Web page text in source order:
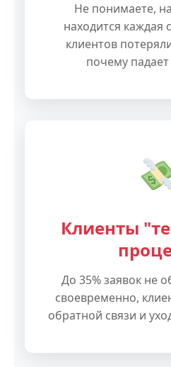
Не понимаете,
находится каждая
клиентов
почему
Клиенты
До 35% заявок не
своевременно,
обратной связи и